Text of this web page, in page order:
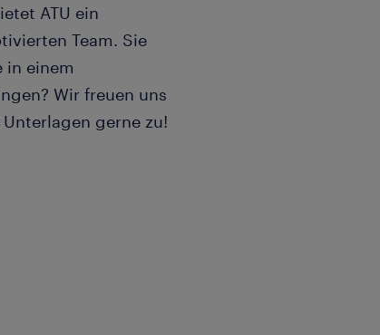
ATU ein
Team. Sie
in einem
Wir freuen uns
gerne zu!